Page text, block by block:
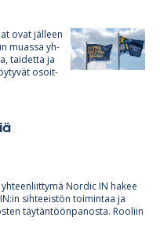
ovat jäl­leen
muassa yh­
tai­detta ja
osoit­
Nor­dic IN ha­kee
sih­tee­is­tön toi­min­taa ja
täy­tän­töön­pa­nosta. Roo­liin